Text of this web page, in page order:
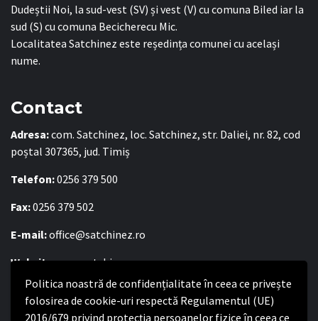
Politica noastră de confidențialitate în ceea ce privește
folosirea de cookie-uri respectă Regulamentul (UE)
2016/679 privind protecția persoanelor fizice în ceea ce
Dudeștii Noi, la sud-vest (SV) și vest (V) cu comuna Biled iar la
sud (S) cu comuna Becicherecu Mic.
Localitatea Satchinez este reședința comunei cu același
nume.
Contact
Adresa:com. Satchinez, loc. Satchinez, str. Daliei, nr. 82, cod
poștal 307365, jud. Timiș
Telefon:0256 379 500
Fax:0256 379 502
E-mail:office@satchinez.ro
Website:www.satchinez.ro
Program cu publicul:
Luni – Joi:8:00-16:30